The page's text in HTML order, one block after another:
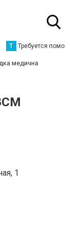
Т Требуется
медична
1